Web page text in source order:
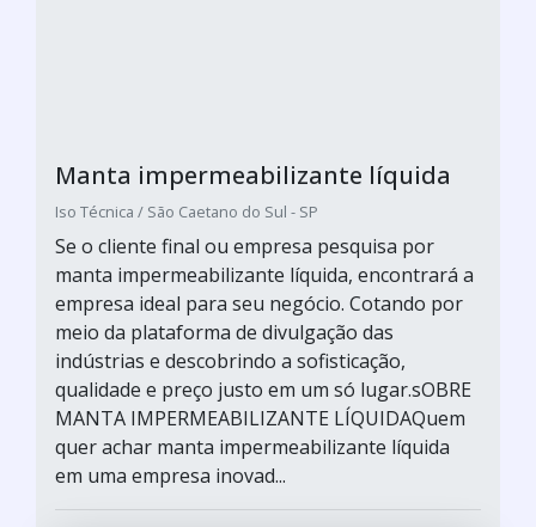
Manta impermeabilizante líquida
Iso Técnica / São Caetano do Sul - SP
Se o cliente final ou empresa pesquisa por
manta impermeabilizante líquida, encontrará a
empresa ideal para seu negócio. Cotando por
meio da plataforma de divulgação das
indústrias e descobrindo a sofisticação,
qualidade e preço justo em um só lugar.sOBRE
MANTA IMPERMEABILIZANTE LÍQUIDAQuem
quer achar manta impermeabilizante líquida
em uma empresa inovad...